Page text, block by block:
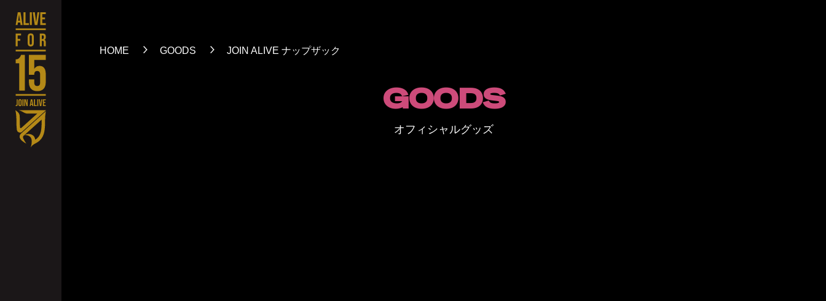
HOME GOODS JOIN ALIVE ナップザック
GOODS
オフィシャルグッズ